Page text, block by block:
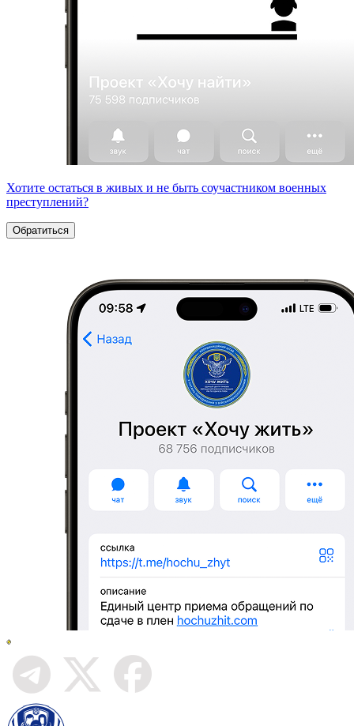
Хотите остаться в живых и не быть соучастником военных
преступлений?
Обратиться